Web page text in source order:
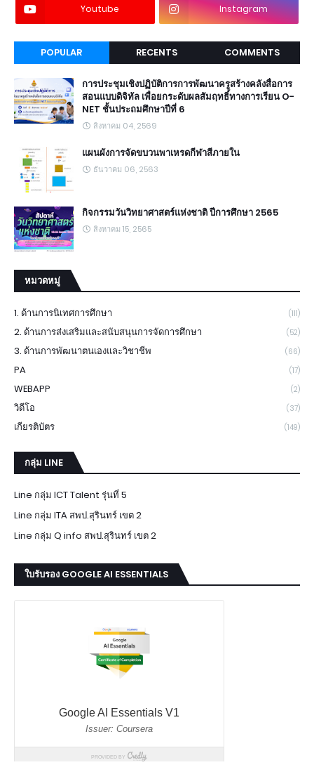
Youtube Instagram
POPULAR RECENTS COMMENTS
การประชุมเชิงปฏิบัติการการพัฒนาครูสร้างคลังสื่อการ
สอนแบบดิจิทัล เพื่อยกระดับผลสัมฤทธิ์ทางการเรียน O-
NET ชั้นประถมศึกษาปีที่ 6
สิงหาคม 04, 2569
แผนผังการจัดขบวนพาเหรดกีฬาสีภายใน
ธันวาคม 06, 2563
กิจกรรมวันวิทยาศาสตร์แห่งชาติ ปีการศึกษา 2565
สิงหาคม 15, 2565
หมวดหมู่
1. ด้านการนิเทศการศึกษา (111)
2. ด้านการส่งเสริมและสนับสนุนการจัดการศึกษา (52)
3. ด้านการพัฒนาตนเองและวิชาชีพ (66)
PA (17)
WEBAPP (2)
วิดีโอ (37)
เกียรติบัตร (149)
กลุ่ม LINE
Line กลุ่ม ICT Talent รุ่นที่ 5
Line กลุ่ม ITA สพป.สุรินทร์ เขต 2
Line กลุ่ม Q info สพป.สุรินทร์ เขต 2
ใบรับรอง GOOGLE AI ESSENTIALS